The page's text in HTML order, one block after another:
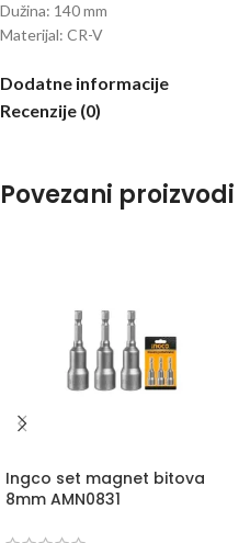
Dužina: 140 mm
Materijal: CR-V
Dodatne informacije
Recenzije (0)
Povezani proizvodi
Ingco set magnet bitova
8mm AMN0831